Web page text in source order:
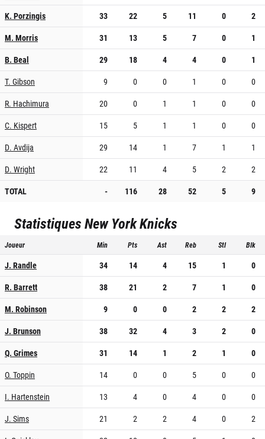
K. Porzingis
33 22 5 11 0
2
M. Morris
31 13 5 7 0
1
B. Beal
29 18 4 4 0
1
T. Gibson
9 0 0 1 0
0
R. Hachimura
20 0 1 1 0
0
C. Kispert
15 5 1 1 0
0
D. Avdija
29 14 1 7 1
1
D. Wright
22 11 4 5 2
2
TOTAL
- 116 28 52 5 9
StatistiquesNew York Knicks
Joueur Min Pts Ast Reb Stl Blk
J. Randle 34 14 4 15 1
0
R. Barrett
38 21 2 7 1
0
M. Robinson
9 0 0 2 2
2
J. Brunson
38 32 4 3 2
0
Q. Grimes
31 14 1 2 1
0
O. Toppin
14 0 0 5 0
0
I. Hartenstein
13 4 0 4 0
0
J. Sims
21 2 2 4 0
2